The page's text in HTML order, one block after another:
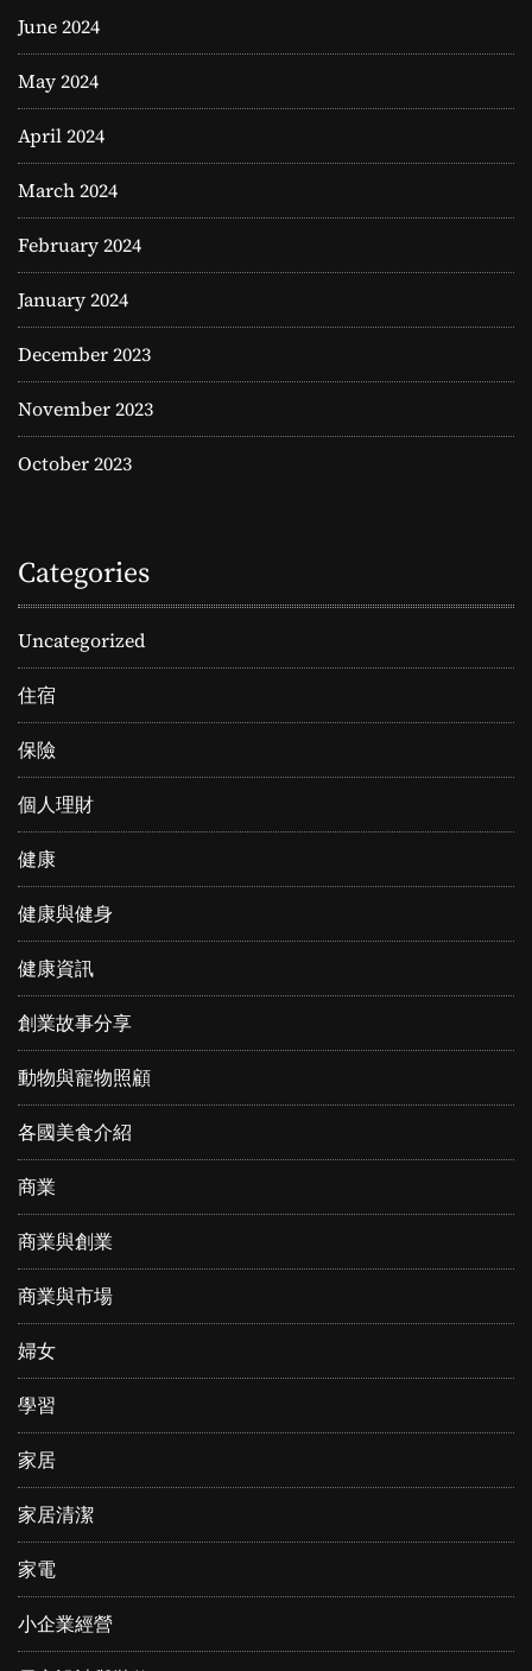
June 2024
May 2024
April 2024
March 2024
February 2024
January 2024
December 2023
November 2023
October 2023
Categories
Uncategorized
住宿
保險
個人理財
健康
健康與健身
健康資訊
創業故事分享
動物與寵物照顧
各國美食介紹
商業
商業與創業
商業與市場
婦女
學習
家居
家居清潔
家電
小企業經營